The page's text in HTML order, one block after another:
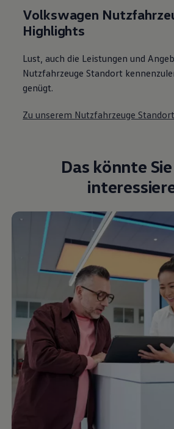
Volkswagen
Highlights
Lust, auch die Leistungen und
Nutzfahrzeuge Standort
genügt.
Zu unserem Nutzfahrzeuge Standort
Das könnte